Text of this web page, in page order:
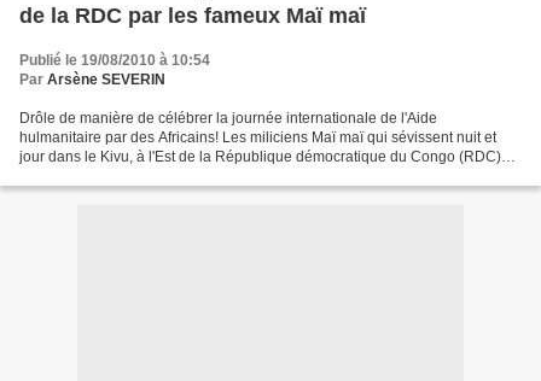
de la RDC par les fameux Maï maï
Publié le 19/08/2010 à 10:54
Par Arsène SEVERIN
Drôle de manière de célébrer la journée internationale de l'Aide
hulmanitaire par des Africains! Les miliciens Maï maï qui sévissent nuit et
jour dans le Kivu, à l'Est de la République démocratique du Congo (RDC)